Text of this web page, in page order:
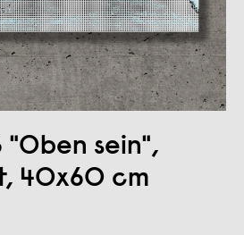
"Oben sein",
40x60 cm